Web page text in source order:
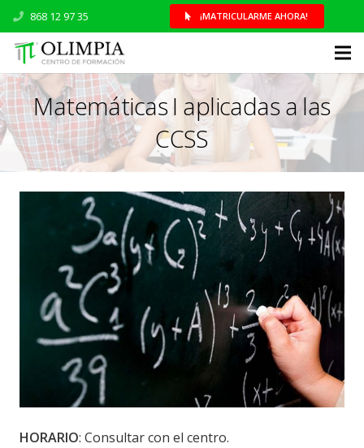
868 12 97 35 ¡MATRICULARME AHORA!
Matemáticas I aplicadas a las
CCSS
HORARIO: Consultar con el centro.